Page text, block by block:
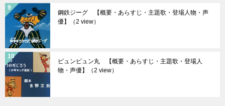
鋼鉄ジーグ 【概要・あらすじ・主題歌・登場人物・声
優】
（2 view）
ピュンピュン丸 【概要・あらすじ・主題歌・登場人
物・声優】
（2 view）